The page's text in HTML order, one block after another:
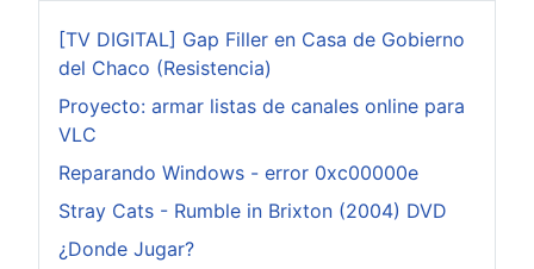
[TV DIGITAL] Gap Filler en Casa de Gobierno
del Chaco (Resistencia)
Proyecto: armar listas de canales online para
VLC
Reparando Windows - error 0xc00000e
Stray Cats - Rumble in Brixton (2004) DVD
¿Donde Jugar?